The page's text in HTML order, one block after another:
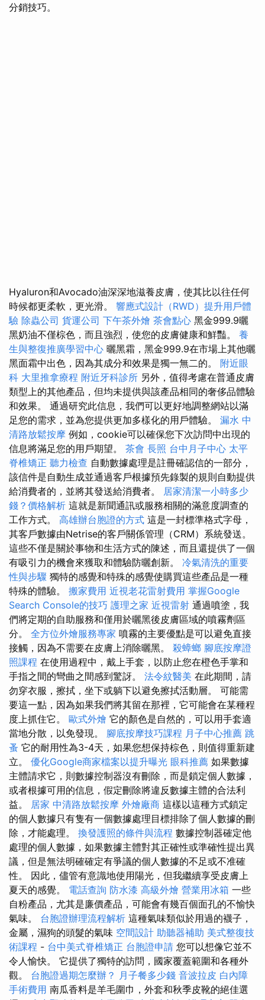
分銷技巧。
Hyaluron和Avocado油深深地滋養皮膚，使其比以往任何
時候都更柔軟，更光滑。 響應式設計（RWD）提升用戶體
驗 除蟲公司 貨運公司 下午茶外燴 茶會點心 黑金999.9曬
黑奶油不僅棕色，而且強烈，使您的皮膚健康和鮮豔。 養
生與整復推廣學習中心 曬黑霜，黑金999.9在市場上其他曬
黑面霜中出色，因為其成分和效果是獨一無二的。 附近眼
科 大里推拿療程 附近牙科診所 另外，值得考慮在普通皮膚
類型上的其他產品，但均未提供與該產品相同的奢侈品體驗
和效果。 通過研究此信息，我們可以更好地調整網站以滿
足您的需求，並為您提供更加多樣化的用戶體驗。 漏水 中
清路放鬆按摩 例如，cookie可以確保您下次訪問中出現的
信息將滿足您的用戶期望。 茶會 長照 台中月子中心 太平
脊椎矯正 聽力檢查 自動數據處理是註冊確認信的一部分，
該信件是自動生成並通過客戶根據預先錄製的規則自動提供
給消費者的，並將其發送給消費者。 居家清潔一小時多少
錢？價格解析 這就是新聞通訊或服務相關的滿意度調查的
工作方式。 高雄辦台胞證的方式 這是一封標準格式字母，
其客戶數據由Netrise的客戶關係管理（CRM）系統發送。
這些不僅是關於事物和生活方式的陳述，而且還提供了一個
有吸引力的機會來獲取和體驗防曬創新。 冷氣清洗的重要
性與步驟 獨特的感覺和特殊的感覺使購買這些產品是一種
特殊的體驗。 搬家費用 近視老花雷射費用 掌握Google
Search Console的技巧 護理之家 近視雷射 通過噴塗，我
們將定期的自助服務和僅用於曬黑後皮膚區域的噴霧劑區
分。 全方位外燴服務專家 噴霧的主要優點是可以避免直接
接觸，因為不需要在皮膚上消除曬黑。 殺蟑螂 腳底按摩證
照課程 在使用過程中，戴上手套，以防止您在橙色手掌和
手指之間的彎曲之間感到驚訝。 法令紋醫美 在此期間，請
勿穿衣服，擦拭，坐下或躺下以避免擦拭活動層。 可能需
要這一點，因為如果我們將其留在那裡，它可能會在某種程
度上抓住它。 歐式外燴 它的顏色是自然的，可以用手套適
當地分散，以免發現。 腳底按摩技巧課程 月子中心推薦 跳
蚤 它的耐用性為3-4天，如果您想保持棕色，則值得重新建
立。 優化Google商家檔案以提升曝光 眼科推薦 如果數據
主體請求它，則數據控制器沒有刪除，而是鎖定個人數據，
或者根據可用的信息，假定刪除將違反數據主體的合法利
益。 居家 中清路放鬆按摩 外燴廠商 這樣以這種方式鎖定
的個人數據只有隻有一個數據處理目標排除了個人數據的刪
除，才能處理。 換發護照的條件與流程 數據控制器確定他
處理的個人數據，如果數據主體對其正確性或準確性提出異
議，但是無法明確確定有爭議的個人數據的不足或不准確
性。 因此，儘管有意識地使用陽光，但我繼續享受皮膚上
夏天的感覺。 電話查詢 防水漆 高級外燴 營業用冰箱 一些
自粉產品，尤其是廉價產品，可能會有幾百個面孔的不愉快
氣味。 台胞證辦理流程解析 這種氣味類似於用過的襪子，
金屬，濕狗的頭髮的氣味 空間設計 助聽器補助 美式整復技
術課程 - 台中美式脊椎矯正 台胞證申請 您可以想像它並不
令人愉快。 它提供了獨特的訪問，國家覆蓋範圍和各種外
觀。 台胞證過期怎麼辦？ 月子餐多少錢 音波拉皮 白內障
手術費用 南瓜香料是羊毛圍巾，外套和秋季皮靴的絕佳選